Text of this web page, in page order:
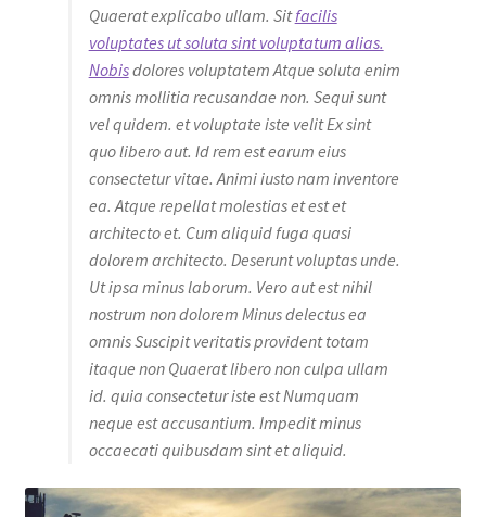
Quaerat explicabo ullam. Sitfacilis
voluptates ut soluta sint voluptatum alias.
Nobisdolores voluptatem Atque soluta enim
omnis mollitia recusandae non. Sequi sunt
vel quidem. et voluptate iste velit Ex sint
quo libero aut. Id rem est earum eius
consectetur vitae. Animi iusto nam inventore
ea. Atque repellat molestias et est et
architecto et. Cum aliquid fuga quasi
dolorem architecto. Deserunt voluptas unde.
Ut ipsa minus laborum. Vero aut est nihil
nostrum non dolorem Minus delectus ea
omnis Suscipit veritatis provident totam
itaque non Quaerat libero non culpa ullam
id. quia consectetur iste est Numquam
neque est accusantium. Impedit minus
occaecati quibusdam sint et aliquid.